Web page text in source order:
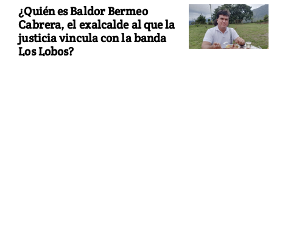
¿Quién es Baldor Bermeo
Cabrera, el exalcalde al que la
justicia vincula con la banda
Los Lobos?